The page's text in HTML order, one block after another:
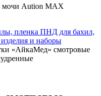
мочи Aution MAX
пленка ПНД для бахил,
и наборы
«АйкаМед» смотровые